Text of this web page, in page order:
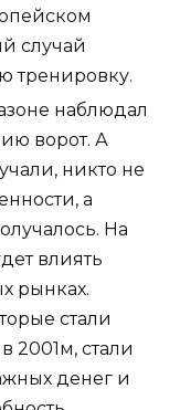
случай
тренировку.
наблюдал
ворот. А
никто не
а
На
влиять
рынках.
стали
2001м, стали
денег и